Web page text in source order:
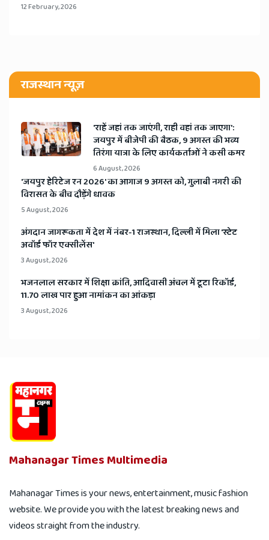
12 February, 2026
राजस्थान न्यूज़
'राहें जहां तक जाएंगी, राही वहां तक जाएगा':
जयपुर में बीजेपी की बैठक, 9 अगस्त की भव्य
तिरंगा यात्रा के लिए कार्यकर्ताओं ने कसी कमर
6 August, 2026
​'जयपुर हेरिटेज रन 2026' का आगाज 9 अगस्त को, गुलाबी नगरी की
विरासत के बीच दौड़ेंगे धावक
5 August, 2026
अंगदान जागरूकता में देश में नंबर-1 राजस्थान, दिल्ली में मिला 'स्टेट
अवॉर्ड फॉर एक्सीलेंस'
3 August, 2026
भजनलाल सरकार में शिक्षा क्रांति, आदिवासी अंचल में टूटा रिकॉर्ड,
11.70 लाख पार हुआ नामांकन का आंकड़ा
3 August, 2026
Mahanagar Times Multimedia
Mahanagar Times is your news, entertainment, music fashion
website. We provide you with the latest breaking news and
videos straight from the industry.